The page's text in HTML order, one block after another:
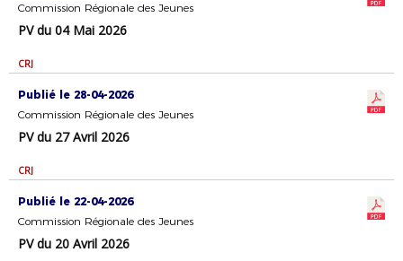
Commission Régionale des Jeunes
PV du 04 Mai 2026
CRJ
Publié le 28-04-2026
Commission Régionale des Jeunes
PV du 27 Avril 2026
CRJ
Publié le 22-04-2026
Commission Régionale des Jeunes
PV du 20 Avril 2026